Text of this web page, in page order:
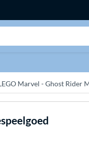
Marvel - Ghost Rider